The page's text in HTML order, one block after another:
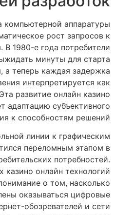
компьютерной аппаратуры
рост запросов к
1980-е года потребители
минуты для старта
а теперь каждая задержка
интерпретируется как
развитие онлайн казино
адаптацию субъективного
к способностям решений.
линии к графическим
переломным этапом в
потребностей.
казино онлайн технологий
о том, насколько
оказываться цифровые
обозревателей и сети